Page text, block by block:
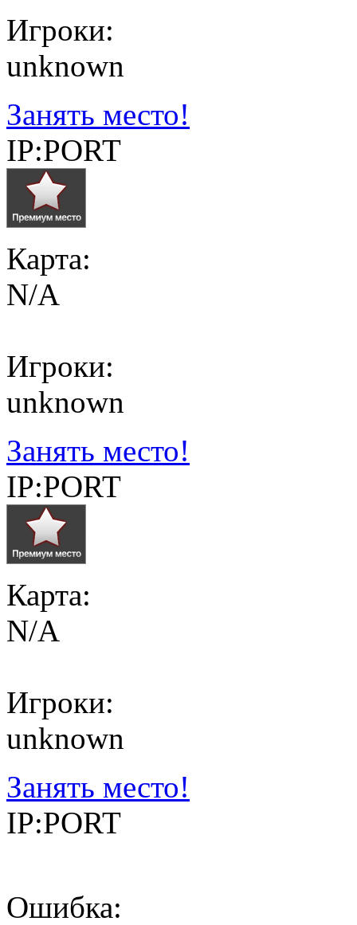
Игроки:
unknown
Занять место!
IP:PORT
Карта:
N/A
Игроки:
unknown
Занять место!
IP:PORT
Карта:
N/A
Игроки:
unknown
Занять место!
IP:PORT
Ошибка: